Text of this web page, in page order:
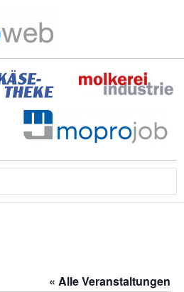
« Alle Veranstaltungen